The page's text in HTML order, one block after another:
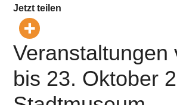
Jetzt teilen
Veranstaltungen
bis 23. Oktober